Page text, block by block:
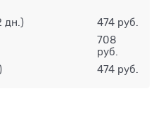
дн.) 474 руб.
708
руб.
474 руб.